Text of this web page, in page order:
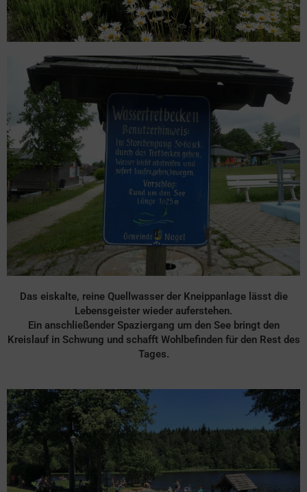
Das eiskalte, reine Quellwasser der Kneippanlage lässt die
Lebensgeister wieder auferstehen.
Ein anschließender Spaziergang um den See bringt den
Kreislauf in Schwung und schafft Wohlbefinden für den Rest des
Tages.